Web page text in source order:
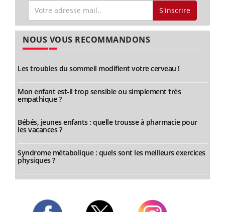
S'inscrire
NOUS VOUS RECOMMANDONS
Les troubles du sommeil modifient votre cerveau !
Mon enfant est-il trop sensible ou simplement très
empathique ?
Bébés, jeunes enfants : quelle trousse à pharmacie pour
les vacances ?
Syndrome métabolique : quels sont les meilleurs exercices
physiques ?